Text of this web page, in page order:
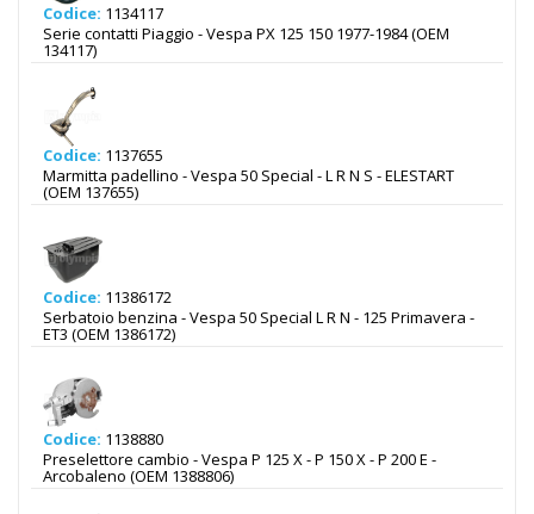
Codice: 1134117
Serie contatti Piaggio - Vespa PX 125 150 1977-1984 (OEM
134117)
Codice: 1137655
Marmitta padellino - Vespa 50 Special - L R N S - ELESTART
(OEM 137655)
Codice: 11386172
Serbatoio benzina - Vespa 50 Special L R N - 125 Primavera -
ET3 (OEM 1386172)
Codice: 1138880
Preselettore cambio - Vespa P 125 X - P 150 X - P 200 E -
Arcobaleno (OEM 1388806)